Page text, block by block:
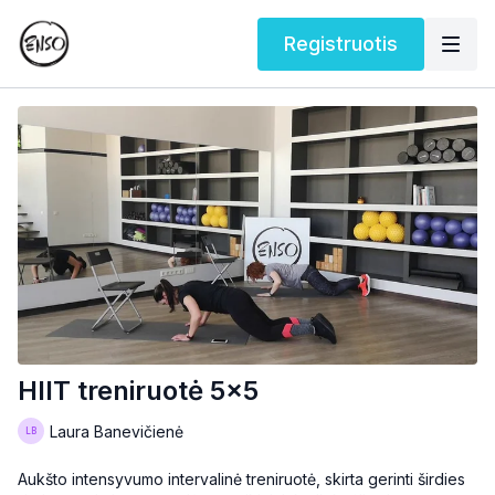
Registruotis
HIIT treniruotė 5x5
Laura Banevičienė
Aukšto intensyvumo intervalinė treniruotė, skirta gerinti širdies